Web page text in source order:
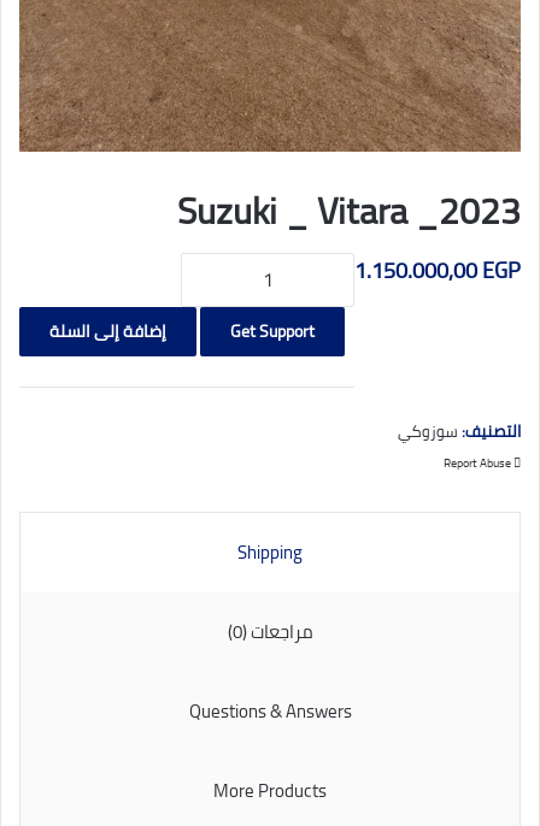
Suzuki _ Vitara _2023
1.150.000,00EGP
كمية
_
Vitara
_2023
إضافة إلى السلة Get Support
التصنيف:سوزوكي
Shipping
مراجعات (0)
Questions & Answers
More Products